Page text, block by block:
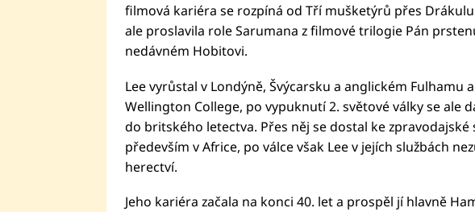
filmová kariéra se rozpíná od Tří mušketýrů přes Drákulu
ale proslavila role Sarumana z filmové trilogie Pán
nedávném Hobitovi.
Lee vyrůstal v Londýně, Švýcarsku a anglickém Fulhamu
Wellington College, po vypuknutí 2. světové války se ale
do britského letectva. Přes něj se dostal ke zpravodajské
především v Africe, po válce však Lee v jejích službách
herectví.
Jeho kariéra začala na konci 40. let a prospěl jí hlavně